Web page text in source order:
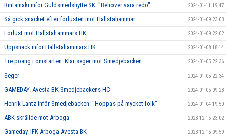
Rintamäki inför Guldsmedshytte SK: "Behöver vara redo" 2024-01-11 19:47
Så gick snacket efter förlusten mot Hallstahammar 2024-01-09 23:03
Förlust mot Hallstahammars HK 2024-01-09 22:02
Uppsnack inför Hallstahammars HK 2024-01-08 18:14
Tre poäng i omstarten. Klar seger mot Smedjebacken 2024-01-05 22:36
Seger 2024-01-05 22:34
GAMEDAY. Avesta BK-Smedjebackens HC 2024-01-05 09:28
Henrik Lantz inför Smedjebacken: "Hoppas på mycket folk" 2024-01-04 19:50
ABK skrällde mot Arboga 2023-12-15 23:02
Gameday. IFK Arboga-Avesta BK 2023-12-15 09:59